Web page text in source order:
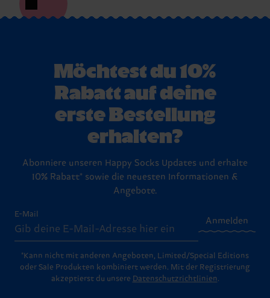
Möchtest du 10%
Rabatt auf deine
erste Bestellung
erhalten?
Abonniere unseren Happy Socks Updates und erhalte
10% Rabatt* sowie die neuesten Informationen &
Angebote.
E-Mail
Anmelden
*Kann nicht mit anderen Angeboten, Limited/Special Editions
oder Sale Produkten kombiniert werden. Mit der Registrierung
akzeptierst du unsere Datenschutzrichtlinien.